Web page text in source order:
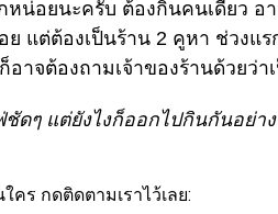
หน่อยนะครับ ต้องกินคนเดียว
ย แต่ต้องเป็นร้าน 2 คูหา ช่วง
าจต้องถามเจ้าของร้านด้วยว่
ชัดๆ แต่ยังไงก็ออกไปกินกันอย่
ร กดติดตามเราไว้เลย: